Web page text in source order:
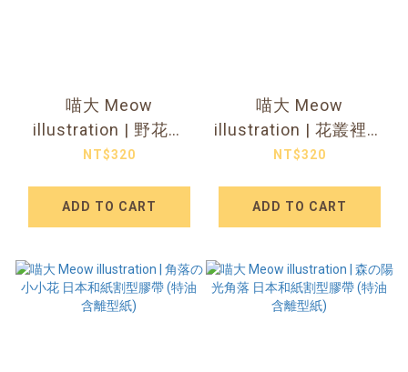
喵大 Meow
illustration | 野花叢
亮面PET割型膠帶(特
NT$320
ADD TO CART
喵大 Meow
illustration | 花叢裡的
悄悄話 亮面PET割型
型紙)
NT$320
ADD TO CART